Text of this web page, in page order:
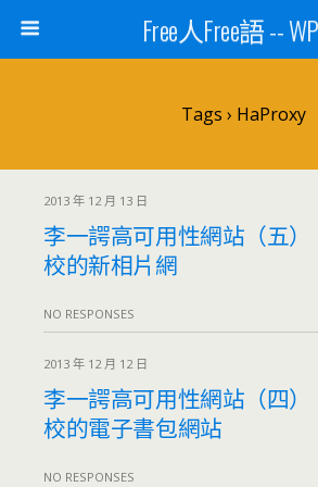
Free人Free語 --
Tags › HaProxy
2013 年 12 月 13 日
李一諤高可用性網站（五
校的新相片網
NO RESPONSES
2013 年 12 月 12 日
李一諤高可用性網站（四
校的電子書包網站
NO RESPONSES